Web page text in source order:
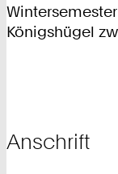
Königshügel
Anschrift